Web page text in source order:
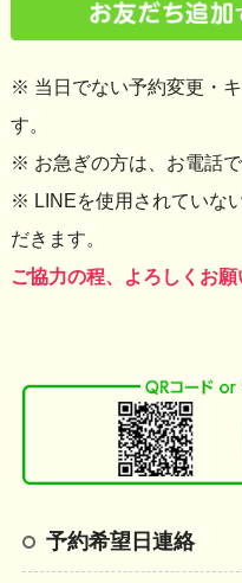
※ 当日でない予約変更・
す。
※ お急ぎの方は、お電話
※ LINEを使用されていな
だきます。
ご協力の程、よろしくお願
予約希望日連絡